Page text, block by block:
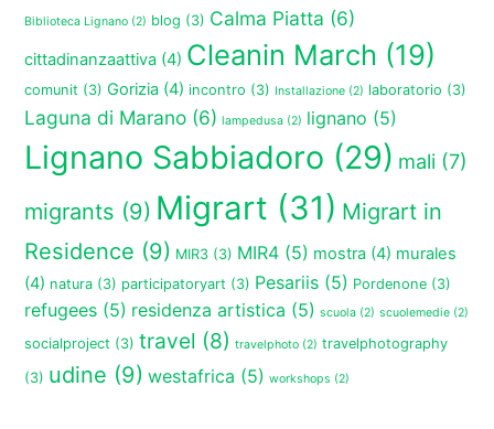
Biblioteca Lignano (2) blog (3) Calma Piatta (6)
cittadinanzaattiva (4) Cleanin March (19)
comunit (3) Gorizia (4) incontro (3) Installazione (2) laboratorio (3)
Laguna di Marano (6) lampedusa (2) lignano (5)
Lignano Sabbiadoro (29) mali (7)
migrants (9) Migrart (31) Migrart in
Residence (9) MIR3 (3) MIR4 (5) mostra (4) murales
(4) natura (3) participatoryart (3) Pesariis (5) Pordenone (3)
refugees (5) residenza artistica (5) scuola (2) scuolemedie (2)
socialproject (3) travel (8) travelphoto (2) travelphotography
(3) udine (9) westafrica (5) workshops (2)